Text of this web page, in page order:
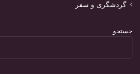
گردشگری و سفر
جستجو